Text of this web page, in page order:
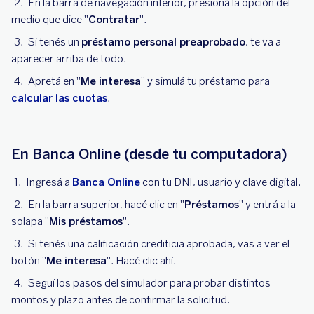
En la barra de navegación inferior, presioná la opción del
medio que dice "Contratar".
Si tenés un préstamo personal preaprobado, te va a
aparecer arriba de todo.
Apretá en "Me interesa" y simulá tu préstamo para
calcular las cuotas.
En Banca Online (desde tu computadora)
Ingresá a Banca Online con tu DNI, usuario y clave digital.
En la barra superior, hacé clic en "Préstamos" y entrá a la
solapa "Mis préstamos".
Si tenés una calificación crediticia aprobada, vas a ver el
botón "Me interesa". Hacé clic ahí.
Seguí los pasos del simulador para probar distintos
montos y plazo antes de confirmar la solicitud.